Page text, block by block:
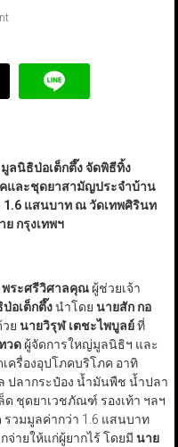
ลนิธิป่อเต็กตึ๊ง จัดพิธีทิ้ง
คและชุดยาสามัญประจำบ้าน
แสนบาท ณ วัดเทพศิรินท
กรุงเทพฯ
พระศรีวิศาลคุณผู้ช่วยเจ้า
อเต็กตึ๊งนำโดย นายสัก กอ
ย นายวิรุฬ เตชะไพบูลย์ที่
วด ผู้จัดการใหญ่มูลนิธิฯ และ
ครื่องอุปโภคบริโภค อาทิ
ปลากระป๋อง น้ำมันพืช น้ำปลา
ชุดยาเวชภัณฑ์ รองเท้า ฯลฯ
วมมูลค่ากว่า 1.6 แสนบาท
จ่ายให้แก่ผู้ยากไร้ โดยมี นาย